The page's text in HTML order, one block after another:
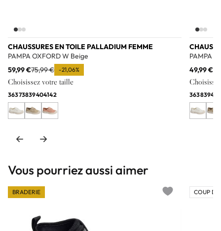
CHAUSSURES EN TOILE PALLADIUM FEMME
PAMPA OXFORD W Beige
59,99 €75,99 € -21,06%
Choisissez votre taille
36373839404142
PAMPA
49,99 €
36383940
Vous pourriez aussi aimer
BRADERIE COUP